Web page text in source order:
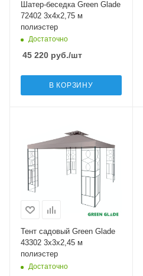
Шатер-беседка Green Glade
72402 3х4х2,75 м
полиэстер
Достаточно
45 220 руб./шт
В КОРЗИНУ
Тент садовый Green Glade
43302 3х3х2,45 м
полиэстер
Достаточно